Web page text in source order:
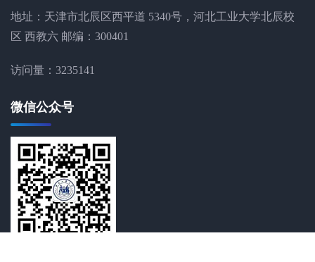
地址：天津市北辰区西平道 5340号，河北工业大学北辰校
区 西教六 邮编：300401
访问量： 3235141
微信公众号